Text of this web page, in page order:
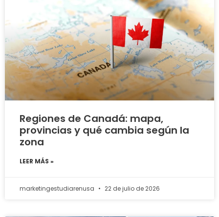
Regiones de Canadá: mapa,
provincias y qué cambia según la
zona
LEER MÁS »
marketingestudiarenusa 22 de julio de 2026